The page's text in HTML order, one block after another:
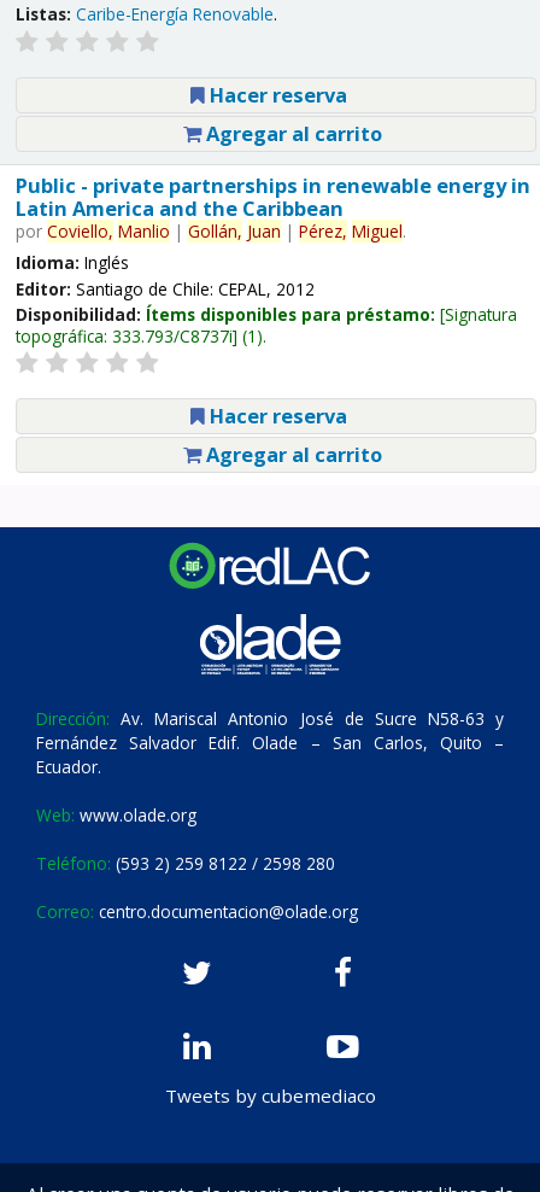
Listas: Caribe-Energía Renovable.
Hacer reserva
Agregar al carrito
Public - private partnerships in renewable energy in
Latin America and the Caribbean
por Coviello, Manlio | Gollán, Juan | Pérez, Miguel.
Idioma: Inglés
Editor: Santiago de Chile: CEPAL, 2012
Disponibilidad: Ítems disponibles para préstamo: Signatura
topográfica: 333.793/C8737i (1).
Hacer reserva
Agregar al carrito
Dirección: Av. Mariscal Antonio José de Sucre N58-63 y
Fernández Salvador Edif. Olade – San Carlos, Quito –
Ecuador.
Web: www.olade.org
Teléfono: (593 2) 259 8122 / 2598 280
Correo: centro.documentacion@olade.org
Tweets by cubemediaco